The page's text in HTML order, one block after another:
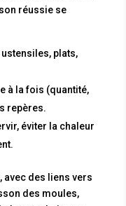
réussie se
plats,
à la fois (quantité,
repères.
éviter la chaleur
avec des liens vers
des moules,